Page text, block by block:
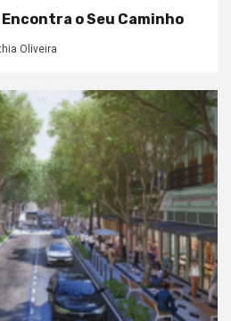
o Seu Caminho
Oliveira